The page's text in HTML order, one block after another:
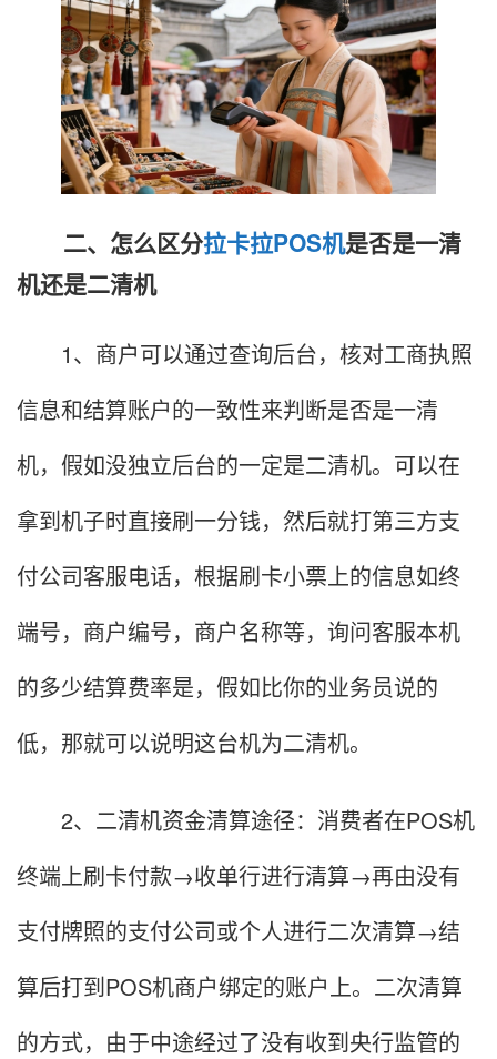
二、怎么区分拉卡拉POS机是否是一清
机还是二清机
1、商户可以通过查询后台，核对工商执照
信息和结算账户的一致性来判断是否是一清
机，假如没独立后台的一定是二清机。可以在
拿到机子时直接刷一分钱，然后就打第三方支
付公司客服电话，根据刷卡小票上的信息如终
端号，商户编号，商户名称等，询问客服本机
的多少结算费率是，假如比你的业务员说的
低，那就可以说明这台机为二清机。
2、二清机资金清算途径：消费者在POS机
终端上刷卡付款→收单行进行清算→再由没有
支付牌照的支付公司或个人进行二次清算→结
算后打到POS机商户绑定的账户上。二次清算
的方式，由于中途经过了没有收到央行监管的